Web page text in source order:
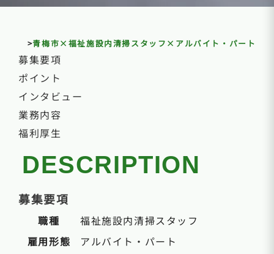
>青梅市×福祉施設内清掃スタッフ×アルバイト・パート
募集要項
ポイント
インタビュー
業務内容
福利厚生
DESCRIPTION
募集要項
職種
福祉施設内清掃スタッフ
雇用形態
アルバイト・パート